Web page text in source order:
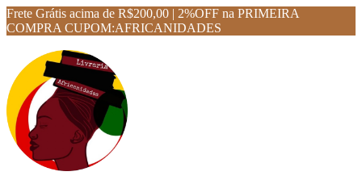
Frete Grátis acima de R$200,00 | 2%OFF na PRIMEIRA
COMPRA CUPOM:AFRICANIDADES